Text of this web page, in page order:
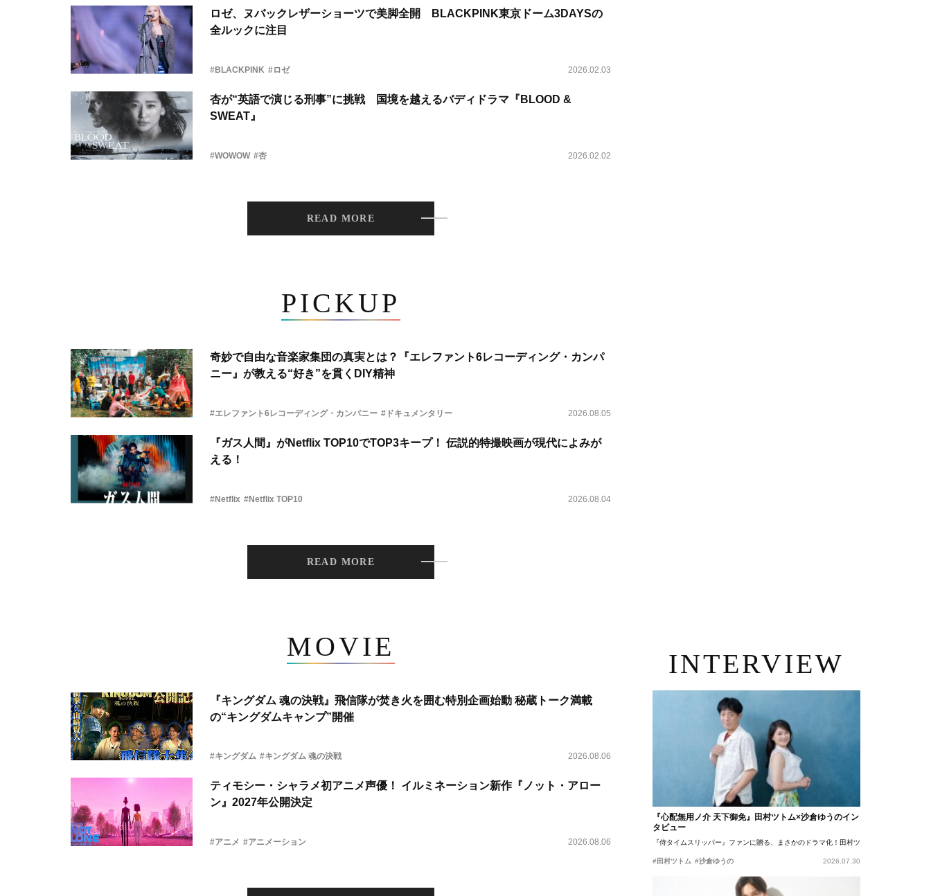
ロゼ、ヌバックレザーショーツで美脚全開 BLACKPINK東京ドーム3DAYSの
全ルックに注目
#BLACKPINK #ロゼ 2026.02.03
杏が“英語で演じる刑事”に挑戦 国境を越えるバディドラマ『BLOOD &
SWEAT』
#WOWOW #杏 2026.02.02
READ MORE
PICKUP
奇妙で自由な音楽家集団の真実とは？『エレファント6レコーディング・カンパ
ニー』が教える“好き”を貫くDIY精神
#エレファント6レコーディング・カンパニー #ドキュメンタリー 2026.08.05
『ガス人間』がNetflix TOP10でTOP3キープ！ 伝説的特撮映画が現代によみが
える！
#Netflix #Netflix TOP10 2026.08.04
READ MORE
MOVIE
『キングダム 魂の決戦』飛信隊が焚き火を囲む特別企画始動 秘蔵トーク満載
の“キングダムキャンプ”開催
#キングダム #キングダム 魂の決戦 2026.08.06
ティモシー・シャラメ初アニメ声優！ イルミネーション新作『ノット・アロー
ン』2027年公開決定
#アニメ #アニメーション 2026.08.06
INTERVIEW
『心配無用ノ介 天下御免』田村ツトム×沙倉ゆうのイン
タビュー
『侍タイムスリッパー』ファンに贈る、まさかのドラマ化！田村ツトム×沙倉ゆうのが語
#田村ツトム #沙倉ゆうの 2026.07.30